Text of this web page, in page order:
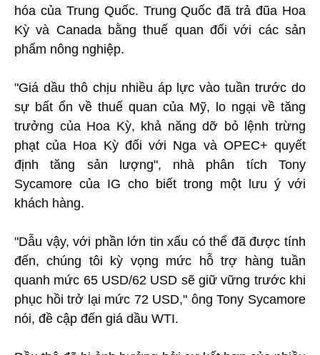
hóa của Trung Quốc. Trung Quốc đã trả đũa Hoa
Kỳ và Canada bằng thuế quan đối với các sản
phẩm nông nghiệp.
"Giá dầu thô chịu nhiều áp lực vào tuần trước do
sự bất ổn về thuế quan của Mỹ, lo ngại về tăng
trưởng của Hoa Kỳ, khả năng dỡ bỏ lệnh trừng
phạt của Hoa Kỳ đối với Nga và OPEC+ quyết
định tăng sản lượng", nhà phân tích Tony
Sycamore của IG cho biết trong một lưu ý với
khách hàng.
"Dẫu vậy, với phần lớn tin xấu có thể đã được tính
đến, chúng tôi kỳ vọng mức hỗ trợ hàng tuần
quanh mức 65 USD/62 USD sẽ giữ vững trước khi
phục hồi trở lại mức 72 USD," ông Tony Sycamore
nói, đề cập đến giá dầu WTI.